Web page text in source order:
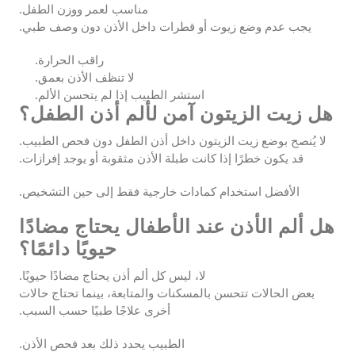
مناسب لعمر ووزن الطفل.
يجب عدم وضع زيوت أو قطرات داخل الأذن دون وصف طبي.
راقب الحرارة.
لا تنظف الأذن بعمق.
استشر الطبيب إذا لم يتحسن الألم.
هل زيت الزيتون آمن لألم أذن الطفل؟
لا يُنصح بوضع زيت الزيتون داخل أذن الطفل دون فحص الطبيب.
قد يكون خطرًا إذا كانت طبلة الأذن مثقوبة أو يوجد إفرازات.
الأفضل استخدام كمادات خارجية فقط إلى حين التشخيص.
هل ألم الأذن عند الأطفال يحتاج مضادًا
حيويًا دائمًا؟
لا، ليس كل ألم أذن يحتاج مضادًا حيويًا.
بعض الحالات تتحسن بالمسكنات والمتابعة، بينما تحتاج حالات
أخرى علاجًا طبيًا حسب السبب.
الطبيب يحدد ذلك بعد فحص الأذن.